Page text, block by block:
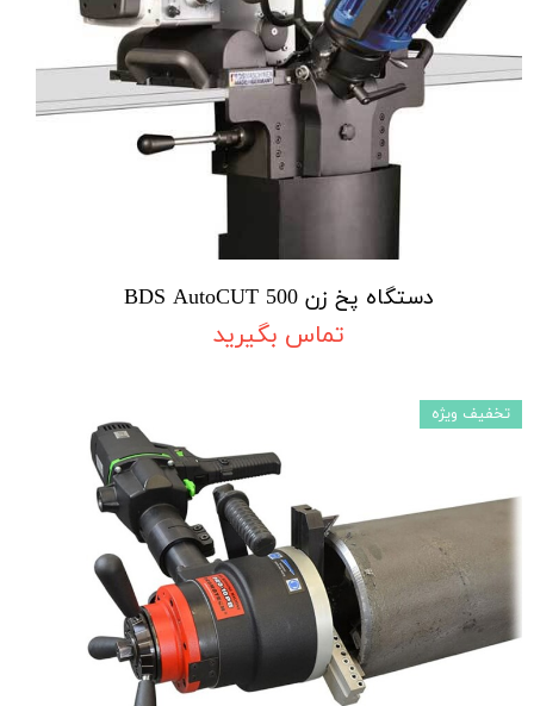
دستگاه پخ زن BDS AutoCUT 500
تماس بگیرید
تخفیف ویژه